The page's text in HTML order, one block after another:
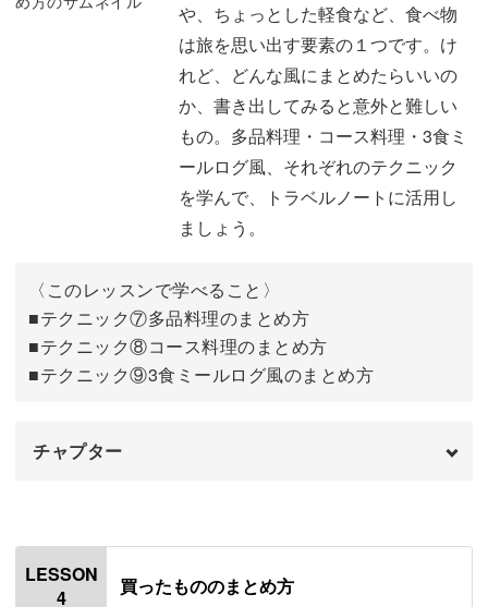
④方眼用紙を使ったまとめ方 03:58
⑤数直線スタンプを使ったまとめ方 09:16
⑥フロー図形式のまとめ方 15:38
18:12
や、ちょっとした軽食など、食べ物
は旅を思い出す要素の１つです。け
れど、どんな風にまとめたらいいの
か、書き出してみると意外と難しい
もの。多品料理・コース料理・3食ミ
ールログ風、それぞれのテクニック
を学んで、トラベルノートに活用し
ましょう。
〈このレッスンで学べること〉
■テクニック⑦多品料理のまとめ方
■テクニック⑧コース料理のまとめ方
■テクニック⑨3食ミールログ風のまとめ方
チャプター
はじめに
LESSON
4
買ったもののまとめ方